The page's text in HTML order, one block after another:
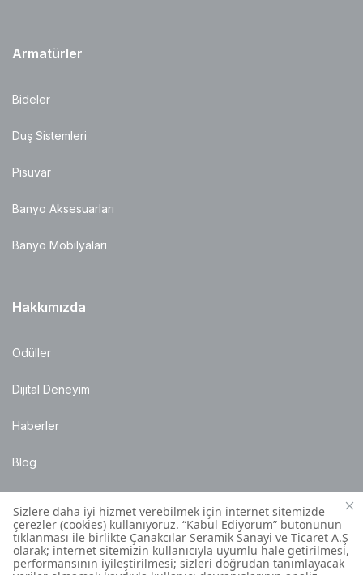
Armatürler
Bideler
Duş Sistemleri
Pisuvar
Banyo Aksesuarları
Banyo Mobilyaları
Hakkımızda
Ödüller
Dijital Deneyim
Haberler
Blog
Satış Noktaları
Montaj Bilgileri